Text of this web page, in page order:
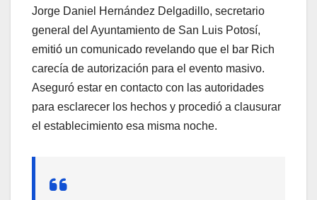
Jorge Daniel Hernández Delgadillo, secretario
general del Ayuntamiento de San Luis Potosí,
emitió un comunicado revelando que el bar Rich
carecía de autorización para el evento masivo.
Aseguró estar en contacto con las autoridades
para esclarecer los hechos y procedió a clausurar
el establecimiento esa misma noche.